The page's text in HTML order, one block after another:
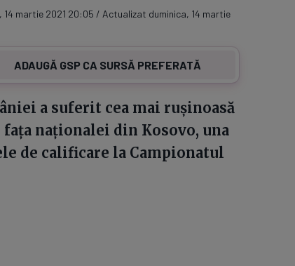
martie 2021 20:05 / Actualizat duminica, 14 martie
ADAUGĂ GSP CA SURSĂ PREFERATĂ
a suferit cea mai rușinoasă
naționalei din Kosovo, una
de calificare la Campionatul